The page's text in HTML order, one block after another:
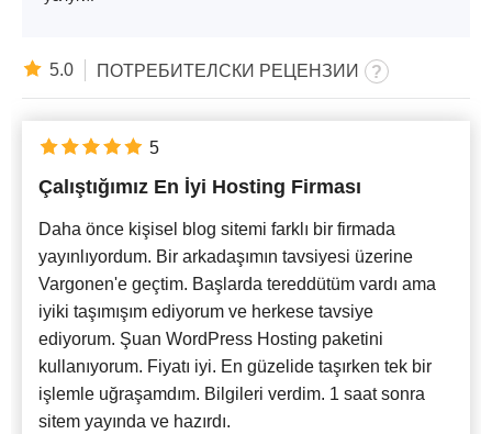
5.0 ПОТРЕБИТЕЛСКИ РЕЦЕНЗИИ
Çalıştığımız En İyi Hosting Firması
Daha önce kişisel blog sitemi farklı bir firmada
yayınlıyordum. Bir arkadaşımın tavsiyesi üzerine
Vargonen'e geçtim. Başlarda tereddütüm vardı ama
iyiki taşımışım ediyorum ve herkese tavsiye
ediyorum. Şuan WordPress Hosting paketini
kullanıyorum. Fiyatı iyi. En güzelide taşırken tek bir
işlemle uğraşamdım. Bilgileri verdim. 1 saat sonra
sitem yayında ve hazırdı.
5